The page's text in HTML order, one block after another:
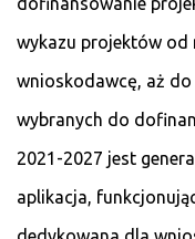
wykazu projektów od
wnioskodawcę, aż
wybranych do
2021-2027 jest
aplikacja,